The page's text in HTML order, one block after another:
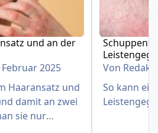
und an der
Februar 2025
Haaransatz und
damit an zwei
sie nur
Von
So kann